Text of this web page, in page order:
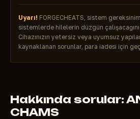
Uyarı! FORGECHEATS, sistem
sistemlerde hilelerin düzgün
Cihazınızın yetersiz veya uyumsuz
kaynaklanan sorunlar, para iadesi için
Hakkında sorular:
CHAMS